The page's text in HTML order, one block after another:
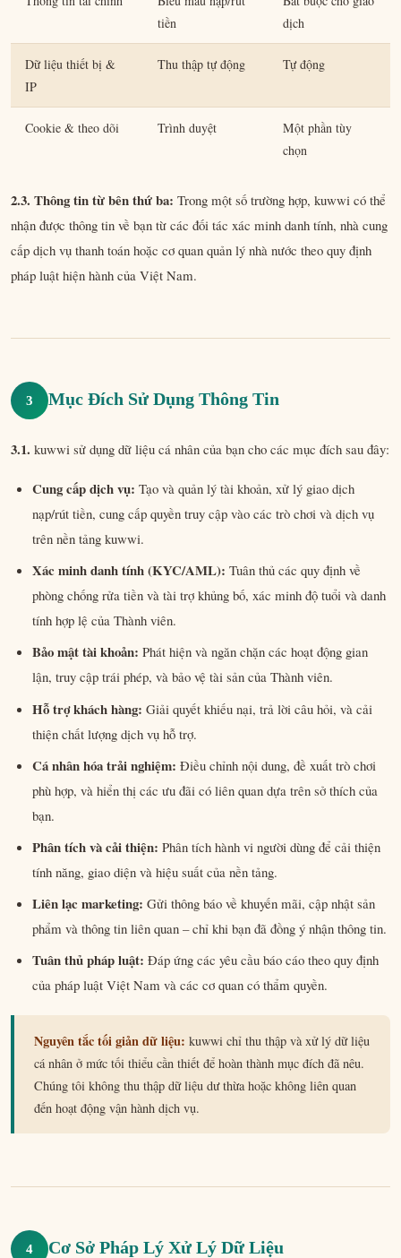
tiền
dịch
Dữ liệu thiết bị &
IP
Thu thập tự động Tự động
Cookie & theo dõi Trình duyệt
Một phần tùy
chọn
2.3. Thông tin từ bên thứ ba: Trong một số trường hợp, kuwwi có thể
nhận được thông tin về bạn từ các đối tác xác minh danh tính, nhà cung
cấp dịch vụ thanh toán hoặc cơ quan quản lý nhà nước theo quy định
pháp luật hiện hành của Việt Nam.
3 Mục Đích Sử Dụng Thông Tin
3.1. kuwwi sử dụng dữ liệu cá nhân của bạn cho các mục đích sau đây:
Cung cấp dịch vụ: Tạo và quản lý tài khoản, xử lý giao dịch
nạp/rút tiền, cung cấp quyền truy cập vào các trò chơi và dịch vụ
trên nền tảng kuwwi.
Xác minh danh tính (KYC/AML): Tuân thủ các quy định về
phòng chống rửa tiền và tài trợ khủng bố, xác minh độ tuổi và danh
tính hợp lệ của Thành viên.
Bảo mật tài khoản: Phát hiện và ngăn chặn các hoạt động gian
lận, truy cập trái phép, và bảo vệ tài sản của Thành viên.
Hỗ trợ khách hàng: Giải quyết khiếu nại, trả lời câu hỏi, và cải
thiện chất lượng dịch vụ hỗ trợ.
Cá nhân hóa trải nghiệm: Điều chỉnh nội dung, đề xuất trò chơi
phù hợp, và hiển thị các ưu đãi có liên quan dựa trên sở thích của
bạn.
Phân tích và cải thiện: Phân tích hành vi người dùng để cải thiện
tính năng, giao diện và hiệu suất của nền tảng.
Liên lạc marketing: Gửi thông báo về khuyến mãi, cập nhật sản
phẩm và thông tin liên quan – chỉ khi bạn đã đồng ý nhận thông tin.
Tuân thủ pháp luật: Đáp ứng các yêu cầu báo cáo theo quy định
của pháp luật Việt Nam và các cơ quan có thẩm quyền.
Nguyên tắc tối giản dữ liệu: kuwwi chỉ thu thập và xử lý dữ liệu
cá nhân ở mức tối thiểu cần thiết để hoàn thành mục đích đã nêu.
Chúng tôi không thu thập dữ liệu dư thừa hoặc không liên quan
đến hoạt động vận hành dịch vụ.
4 Cơ Sở Pháp Lý Xử Lý Dữ Liệu